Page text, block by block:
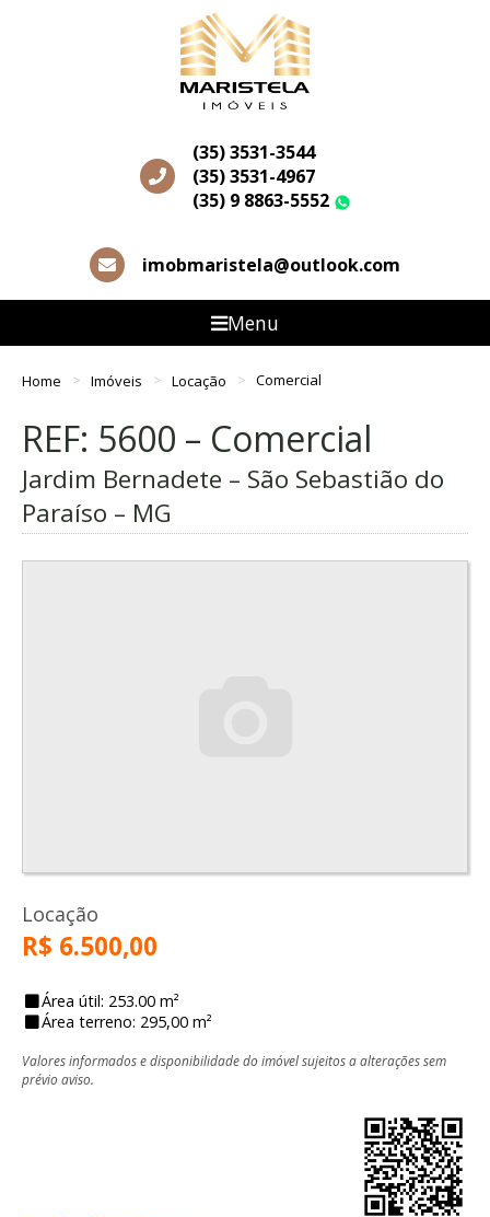
(35) 3531-3544
(35) 3531-4967
(35) 9 8863-5552
imobmaristela@outlook.com
Menu
Home Imóveis Locação Comercial
REF: 5600 – Comercial
Jardim Bernadete – São Sebastião do
Paraíso – MG
Locação
R$ 6.500,00
Área útil: 253.00 m²
Área terreno: 295,00 m²
Valores informados e disponibilidade do imóvel sujeitos a alterações sem
prévio aviso.